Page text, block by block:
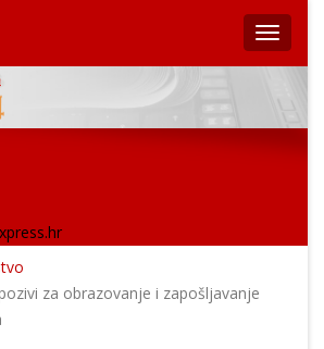
za obrazovanje i zapošljavanje